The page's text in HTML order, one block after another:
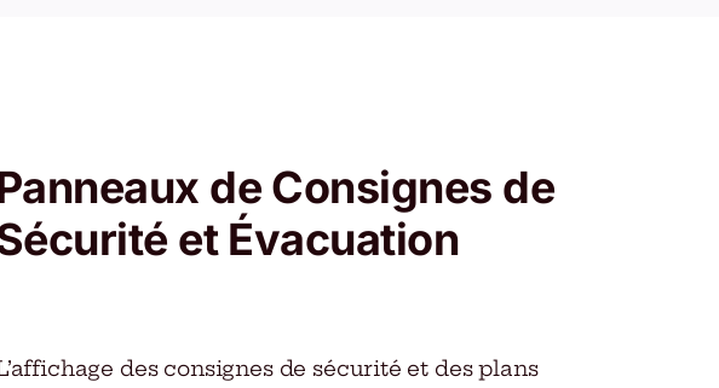
de Consignes de
et Évacuation
des consignes de sécurité et des plans